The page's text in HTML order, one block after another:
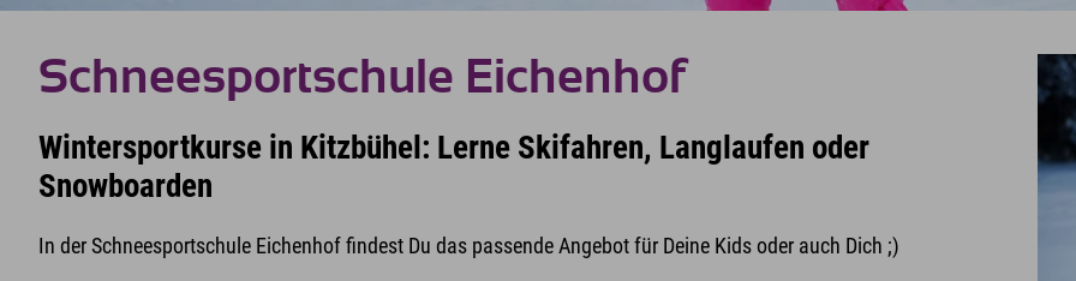
Schneesportschule Eichenhof
Wintersportkurse in Kitzbühel: Lerne Skifahren, Langlaufen oder
Snowboarden
In der Schneesportschule Eichenhof findest Du das passende Angebot für Deine Kids oder auch Dich ;)